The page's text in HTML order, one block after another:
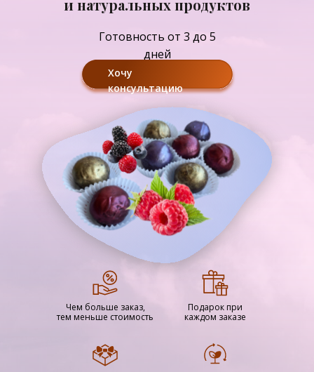
и натуральных продуктов
Готовность от 3 до 5
дней
Хочу
консультацию
Чем больше заказ,
тем меньше стоимость
Подарок при
каждом заказе